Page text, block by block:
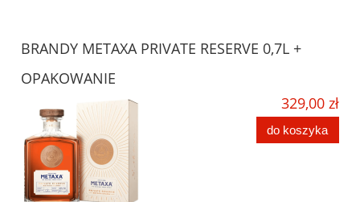
BRANDY METAXA PRIVATE RESERVE 0,7L +
OPAKOWANIE
329,00 zł
do koszyka